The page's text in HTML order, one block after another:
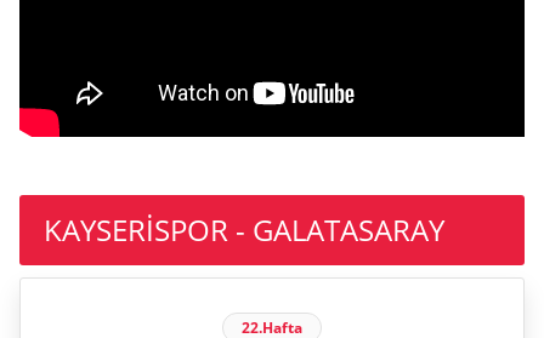
KAYSERİSPOR - GALATASARAY
22.Hafta